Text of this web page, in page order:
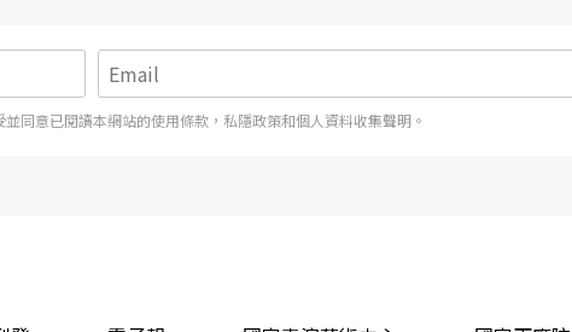
一部芭蕾舞劇核心中的
劇，但我們依然覺得舞蹈
同意已閱讀本網站的使用條款，私隱政策和個人資料收集聲明。